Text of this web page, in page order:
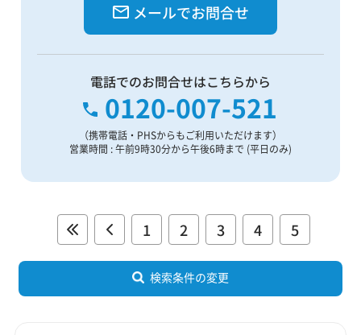
メールでお問合せ
電話でのお問合せはこちらから
0120-007-521
（携帯電話・PHSからもご利用いただけます）
営業時間 : 午前9時30分から午後6時まで (平日のみ)
1 2 3 4 5
検索条件の変更